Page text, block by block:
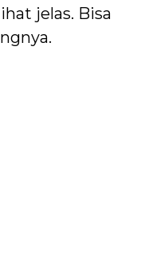
jelas. Bisa